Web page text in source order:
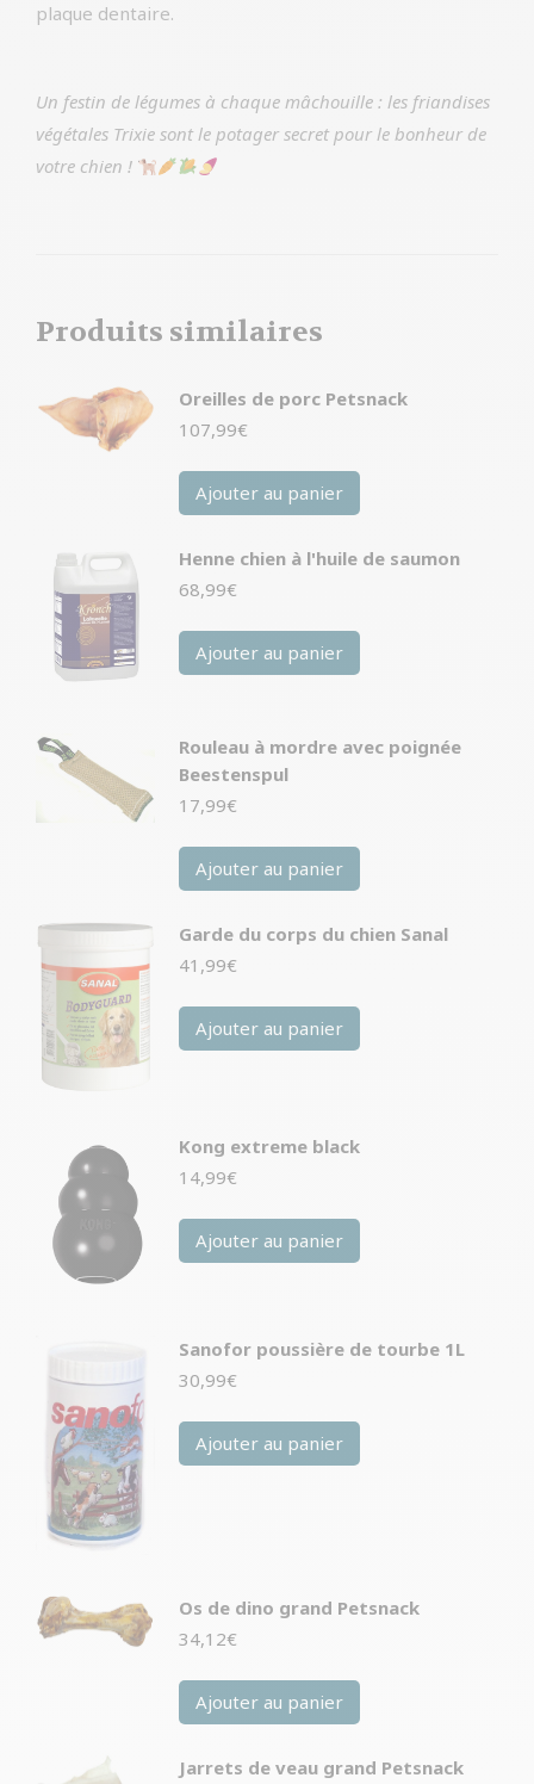
plaque dentaire.
Un festin de légumes à chaque mâchouille : les friandises
végétales Trixie sont le potager secret pour le bonheur de
votre chien !
Produits similaires
Oreilles de porc Petsnack
107,99€
Ajouter au panier
Henne chien à l'huile de saumon
68,99€
Ajouter au panier
Rouleau à mordre avec poignée
Beestenspul
17,99€
Ajouter au panier
Garde du corps du chien Sanal
41,99€
Ajouter au panier
Kong extreme black
14,99€
Ajouter au panier
Sanofor poussière de tourbe 1L
30,99€
Ajouter au panier
Os de dino grand Petsnack
34,12€
Ajouter au panier
Jarrets de veau grand Petsnack